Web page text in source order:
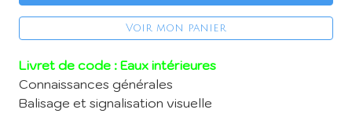
Voir mon panier
Livret de code : Eaux intérieures
Connaissances générales
Balisage et signalisation visuelle